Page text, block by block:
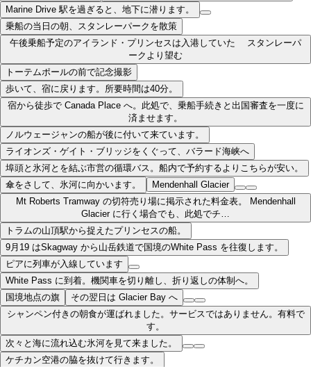
Marine Drive 駅を過ぎると、地下に潜ります。
乗船の当日の朝、スタンレーパークを散策
午後乗船予定のアイランド・プリンセスは入港していた スタンレーパ
ークより望む
トーテムポールの前で記念撮影
歩いて、宿に戻ります。所要時間は40分。
宿から徒歩で Canada Place へ。此処で、乗船手続きと出国審査を一度に
済ませます。
ノルウェージャンの船が後に付いて来ています。
ライオンズ・ゲイト・ブリッジをくぐって、バラード海峡へ
埠頭と氷河とを結ぶ市営の循環バス。船内で予約するよりこちらが安い。
傘をさして、氷河に向かいます。
Mendenhall Glacier
Mt Roberts Tramway の切符売り場に掲示された料金表。 Mendenhall
Glacier に行く場合でも、此処でチ…
トラムの山頂駅から捉えたプリンセスの船。
9月19 はSkagway から山岳鉄道で国境のWhite Pass を往復します。
ピアに列車が入線しています
White Pass に到着。機関車を切り離し、折り返しの体制へ。
国境地点の旗
その翌日は Glacier Bay へ
シャンペン付きの朝食が運ばれました。サービスではありません。有料で
す。
次々と海に流れ込む氷河を見て来ました。
ケチカン空港の脇を抜けて行きます。